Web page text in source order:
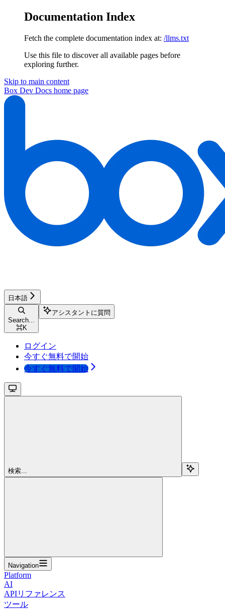
Documentation Index
Fetch the complete documentation index at: /llms.txt
Use this file to discover all available pages before
exploring further.
Skip to main content
Box Dev Docs home page
日本語
Search...
⌘K
アシスタントに質問
ログイン
今すぐ無料で開始
今すぐ無料で開始
検索...
Navigation
Platform
AI
APIリファレンス
ツール